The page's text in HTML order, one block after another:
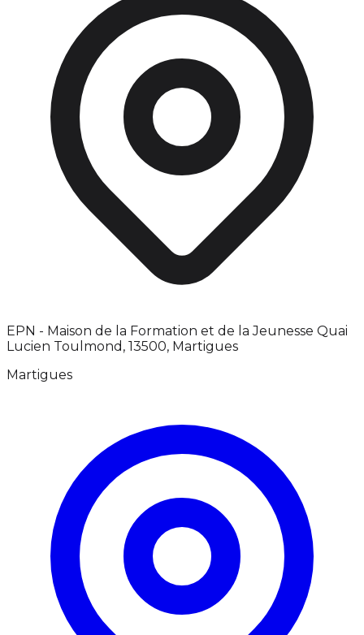
EPN - Maison de la Formation et de la Jeunesse Quai
Lucien Toulmond, 13500, Martigues
Martigues